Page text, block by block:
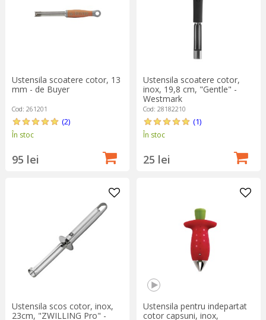
Ustensila scoatere cotor, 13
mm - de Buyer
Cod: 261201
(2)
În stoc
95 lei
Ustensila scoatere cotor,
inox, 19,8 cm, "Gentle" -
Westmark
Cod: 28182210
(1)
În stoc
25 lei
Ustensila scos cotor, inox,
23cm, "ZWILLING Pro" -
Ustensila pentru indepartat
cotor capsuni, inox,